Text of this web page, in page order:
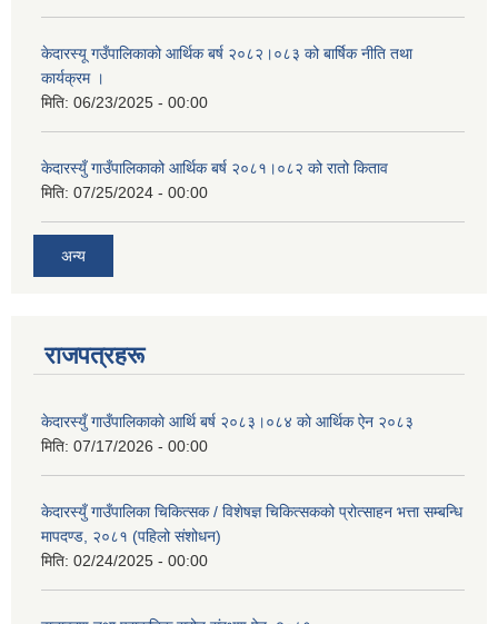
केदारस्यू गउँपालिकाको आर्थिक बर्ष २०८२।०८३ को बार्षिक नीति तथा
कार्यक्रम ।
मिति: 06/23/2025 - 00:00
केदारस्युँ गाउँपालिकाको आर्थिक बर्ष २०८१।०८२ को रातो किताव
मिति: 07/25/2024 - 00:00
अन्य
राजपत्रहरू
केदारस्युँ गाउँपालिकाकाे आर्थि बर्ष २०८३।०८४ काे आर्थिक ऐन २०८३
मिति: 07/17/2026 - 00:00
केदारस्युँ गाउँपालिका चिकित्सक / विशेषज्ञ चिकित्सकको प्रोत्साहन भत्ता सम्बन्धि
मापदण्ड, २०८१ (पहिलो संशोधन)
मिति: 02/24/2025 - 00:00